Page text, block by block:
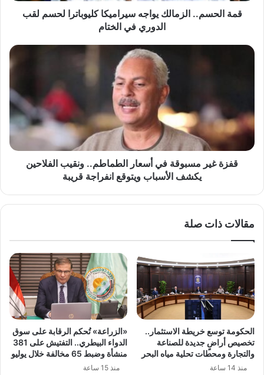
قمة الحسم.. الزمالك يواجه سيراميكا كليوباترا لحسم لقب
الدوري في الختام
قفزة
الطماطم..
ونقيب
الفلاحين
يكشف
الأسبابقفزة غير مسبوقة في أسعار الطماطم.. ونقيب الفلاحين
يكشف الأسباب ويتوقع انفراجة قريبة
مقالات ذات صلة
الحكومة توسع خريطة الاستثمار..
تخصيص أراضٍ جديدة للصناعة
والتجارة ومحطات تحلية مياه البحر
منذ 14 ساعة
«الزراعة» تُحكم الرقابة على سوق
الدواء البيطري.. التفتيش على 381
منشأة وضبط 65 مخالفة خلال يوليو
منذ 15 ساعة